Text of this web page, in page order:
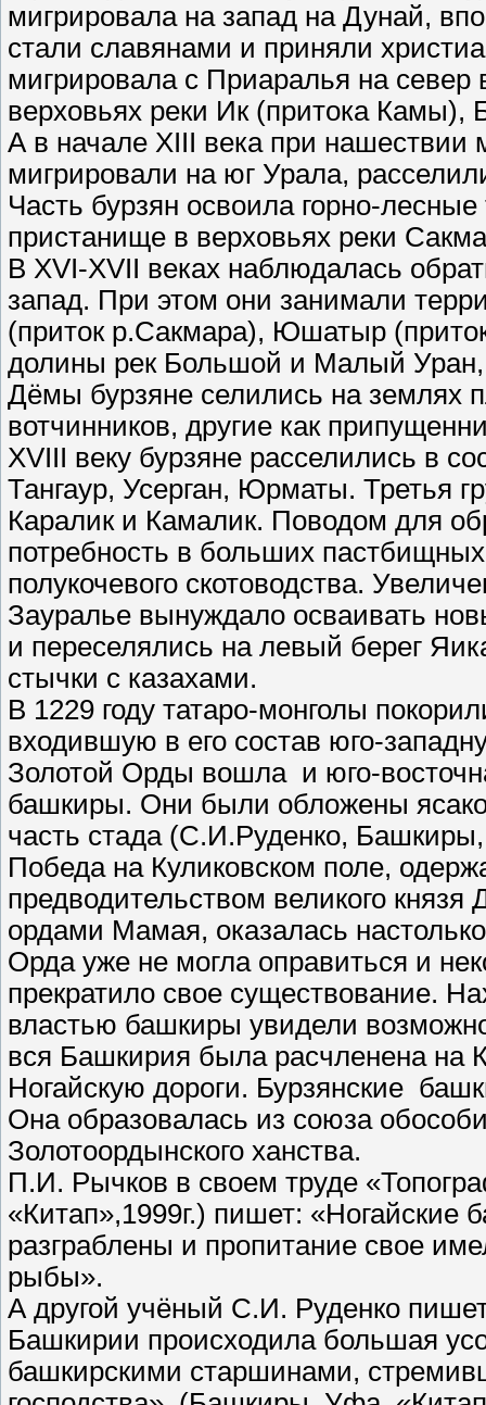
мигрировала на запад на Дунай,
стали славянами и приняли
мигрировала с Приаралья на
верховьях реки Ик (притока
А в начале ХIII века при нашествии
мигрировали на юг Урала,
Часть бурзян освоила горно-
пристанище в верховьях реки
В ХVI-ХVII веках наблюдалась
запад. При этом они занимали
(приток р.Сакмара), Юшатыр
долины рек Большой и Малый
Дёмы бурзяне селились на землях
вотчинников, другие как
ХVIII веку бурзяне расселились в
Тангаур, Усерган, Юрматы. Третья
Каралик и Камалик. Поводом для
потребность в больших
полукочевого скотоводства.
Зауралье вынуждало осваивать
и переселялись на левый берег
стычки с казахами.
В 1229 году татаро-монголы
входившую в его состав юго-
Золотой Орды вошла и юго-
башкиры. Они были обложены
часть стада (С.И.Руденко,
Победа на Куликовском поле,
предводительством великого князя
ордами Мамая, оказалась
Орда уже не могла оправиться и
прекратило свое существование.
властью башкиры увидели
вся Башкирия была расчленена на
Ногайскую дороги. Бурзянские
Она образовалась из союза
Золотоордынского ханства.
П.И. Рычков в своем труде
«Китап»,1999г.) пишет:
разграблены и пропитание свое
рыбы».
А другой учёный С.И. Руденко
Башкирии происходила большая
башкирскими старшинами,